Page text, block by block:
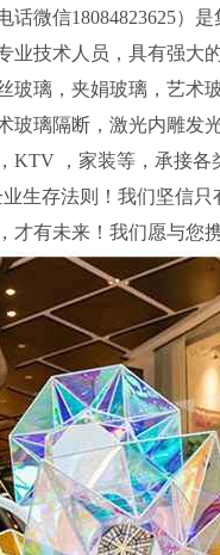
话微信18084823625）
业技术人员，具有强大
玻璃，夹娟玻璃，艺术
玻璃隔断，激光内雕发
KTV ，家装等，承接各
生存法则！我们坚信
才有未来！我们愿与您